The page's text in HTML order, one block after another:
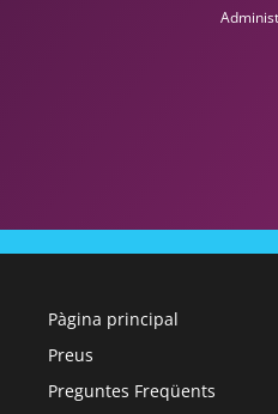
Pàgina principal
Preus
Preguntes Freqüents